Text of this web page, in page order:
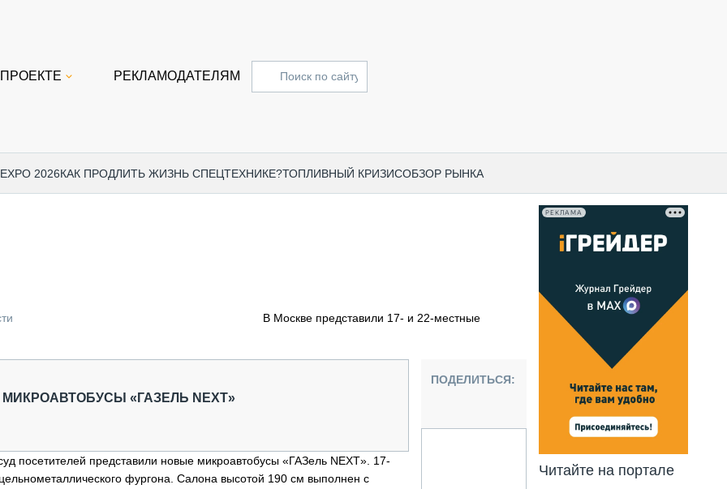
РЕКЛАМОДАТЕЛЯМ
2026КАК ПРОДЛИТЬ ЖИЗНЬ СПЕЦТЕХНИКЕ?ТОПЛИВНЫЙ КРИЗИСОБЗОР РЫНКА
ПОДЪЁМНАЯ ТЕХНИКА
ПАССАЖИРСКИЙ ТРАНСПОРТ
КАРЬЕРНАЯ ТЕХНИКА
ЛОГИСТИКА И СКЛАД
В Москве представили 17- и 22-местные
«ГАЗЕЛЬ NEXT»
посетителей представили новые микроавтобусы «ГАЗель NEXT». 17-
фургона. Салона высотой 190 см выполнен с
ПОДЕЛИТЬСЯ:
РЕКЛАМА
Читайте на портале